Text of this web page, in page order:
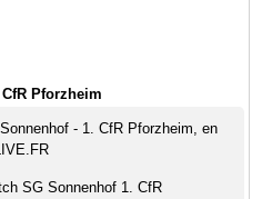
Pforzheim
- 1. CfR Pforzheim, en
SG Sonnenhof 1. CfR